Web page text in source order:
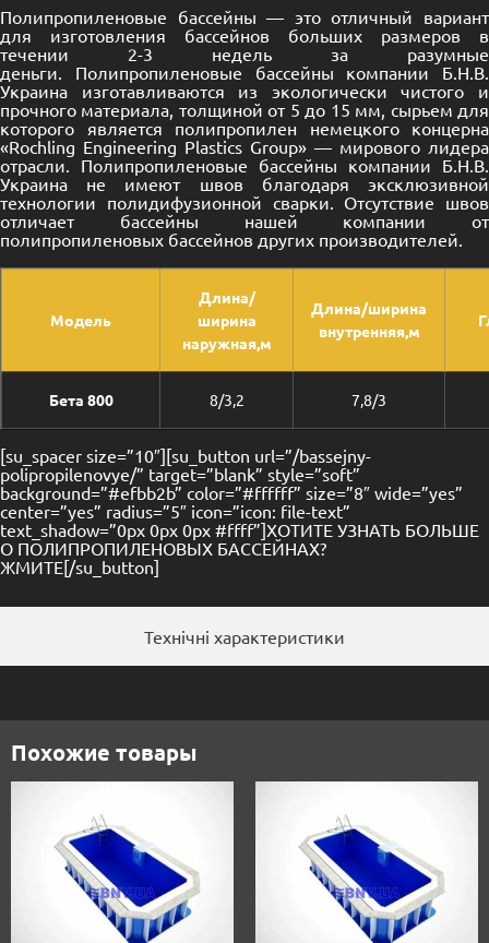
Технічні характеристики
Полипропиленовые бассейны — это отличный вариант
для изготовления бассейнов больших размеров в
течении 2-3 недель за разумные
деньги. Полипропиленовые бассейны компании Б.Н.В.
Украина изготавливаются из экологически чистого и
прочного материала, толщиной от 5 до 15 мм, сырьем для
которого является полипропилен немецкого концерна
«Rochling Engineering Plastics Group» — мирового лидера
отрасли. Полипропиленовые бассейны компании Б.Н.В.
Украина не имеют швов благодаря эксклюзивной
технологии полидифузионной сварки. Отсутствие швов
отличает бассейны нашей компании от
полипропиленовых бассейнов других производителей.
Модель
Длина/
ширина
наружная,м
Длина/ширина
внутренняя,м
Бета 800 8/3,2 7,8/3
[su_spacer size=”10″][su_button url=”/bassejny-
polipropilenovye/” target=”blank” style=”soft”
background=”#efbb2b” color=”#ffffff” size=”8″ wide=”yes”
center=”yes” radius=”5″ icon=”icon: file-text”
text_shadow=”0px 0px 0px #ffff”]ХОТИТЕ УЗНАТЬ БОЛЬШЕ
О ПОЛИПРОПИЛЕНОВЫХ БАССЕЙНАХ?
ЖМИТЕ[/su_button]
Похожие товары